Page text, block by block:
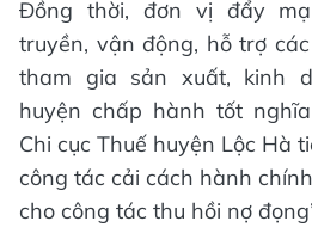
Đồng thời, đơn vị đẩy
truyền, vận động, hỗ trợ
tham gia sản xuất, kinh
huyện chấp hành tốt
Chi cục Thuế huyện Lộc Hà
công tác cải cách hành
cho công tác thu hồi nợ